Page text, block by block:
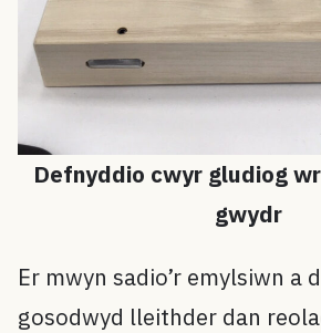
Defnyddio cwyr gludiog
gwydr
Er mwyn sadio’r emylsiwn a
gosodwyd lleithder dan